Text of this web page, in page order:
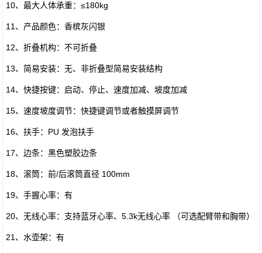
10、最大人体承重：≤180kg
11、产品颜色：香槟灰闪银
12、折叠机构：不可折叠
13、简易安装：无、非折叠型简易安装结构
14、快捷按键：启动、停止、速度加减、坡度加减
15、速度坡度调节：快捷键调节或者触摸屏调节
16、扶手：PU 发泡扶手
17、边条：黑色塑胶边条
18、滚筒：前/后滚筒直径 100mm
19、手握心率：有
20、无线心率：支持蓝牙心率、5.3k无线心率 （可选配臂带和胸带）
21、水壶架：有